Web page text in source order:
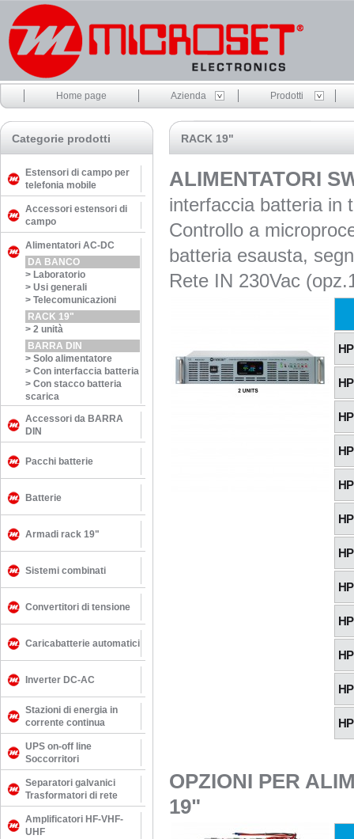
Home page Azienda Prodotti
RACK 19"
ALIMENTATORI
interfaccia batteria in
Controllo a
batteria esausta,
Rete IN 230Vac
OPZIONI PER
19"
Categorie prodotti
Estensori di campo per
telefonia mobile
Accessori estensori di
campo
Alimentatori AC-DC
DA BANCO
> Laboratorio
> Usi generali
> Telecomunicazioni
RACK 19"
> 2 unità
BARRA DIN
> Solo alimentatore
> Con interfaccia batteria
> Con stacco batteria
scarica
Accessori da BARRA
DIN
Pacchi batterie
Batterie
Armadi rack 19"
Sistemi combinati
Convertitori di tensione
Caricabatterie automatici
Inverter DC-AC
Stazioni di energia in
corrente continua
UPS on-off line
Soccorritori
Separatori galvanici
Trasformatori di rete
Amplificatori HF-VHF-
UHF